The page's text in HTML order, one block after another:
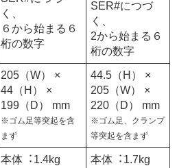
く、
６から始まる６
桁の数字
SER#につづ
く、
2から始まる６
桁の数字
205（W） ×
44（H） ×
199（D） mm
※ゴム足等突起を含
まず
44.5（H） ×
205（W） ×
220（D） mm
※ゴム足、クランプ
等突起を含まず
本体︓1.4kg 本体︓1.7kg